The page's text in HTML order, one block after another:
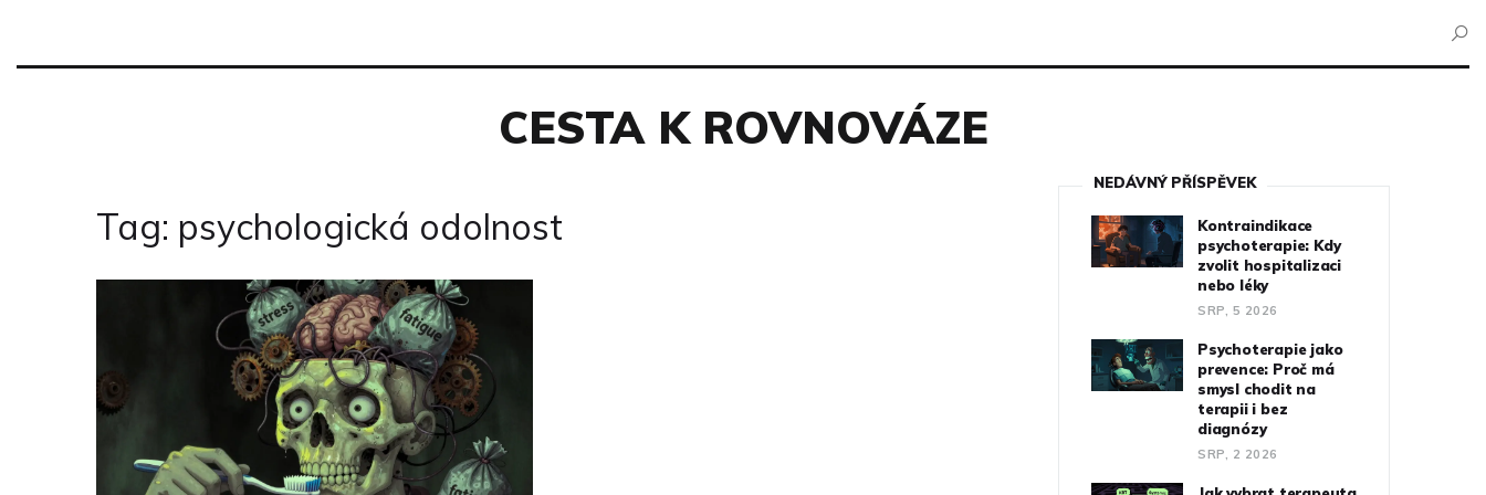
CESTA K ROVNOVÁZE
Tag: psychologická odolnost
NEDÁVNÝ PŘÍSPĚVEK
Kontraindikace
psychoterapie: Kdy
zvolit hospitalizaci
nebo léky
SRP, 5 2026
Psychoterapie jako
prevence: Proč má
smysl chodit na
terapii i bez
diagnózy
SRP, 2 2026